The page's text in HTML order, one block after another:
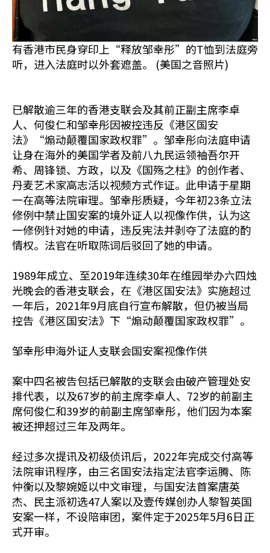
有香港市民身穿印上“释放邹幸彤”的T恤到法庭旁
听，进入法庭时以外套遮盖。 (美国之音照片)
已解散逾三年的香港支联会及其前正副主席李卓
人、何俊仁和邹幸彤因被控违反《港区国安
法》“煽动颠覆国家政权罪”。邹幸彤向法庭申请
让身在海外的美国学者及前八九民运领袖吾尔开
希、周锋锁、方政，以及《国殇之柱》的创作者、
丹麦艺术家高志活以视频方式作证。此申请于星期
一在高等法院审理。邹幸彤质疑，今年初23条立法
修例中禁止国安案的境外证人以视像作供，认为这
一修例针对她的申请，违反宪法并剥夺了法庭的酌
情权。法官在听取陈词后驳回了她的申请。
1989年成立、至2019年连续30年在维园举办六四烛
光晚会的香港支联会，在《港区国安法》实施超过
一年后，2021年9月底自行宣布解散，但仍被当局
控告《港区国安法》下“煽动颠覆国家政权罪”。
邹幸彤申海外证人支联会国安案视像作供
案中四名被告包括已解散的支联会由破产管理处安
排代表，以及67岁的前主席李卓人、72岁的前副主
席何俊仁和39岁的前副主席邹幸彤，他们因为本案
被还押超过三年及两年。
经过多次提讯及初级侦讯后，2022年完成交付高等
法院审讯程序，由三名国安法指定法官李运腾、陈
仲衡以及黎婉姬以中文审理，与国安法首案唐英
杰、民主派初选47人案以及壹传媒创办人黎智英国
安案一样，不设陪审团，案件定于2025年5月6日正
式开审。